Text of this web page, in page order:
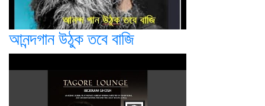
আনন্দগান উঠুক তবে বাজি